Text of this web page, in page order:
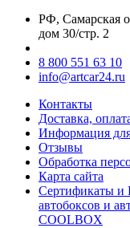
РФ, Самарская
дом 30/стр. 2
8 800 551 63 10
info@artcar24.ru
Контакты
Доставка,
Информация
Отзывы
Обработка
Карта сайта
Сертификаты и
автобоксов и
COOLBOX